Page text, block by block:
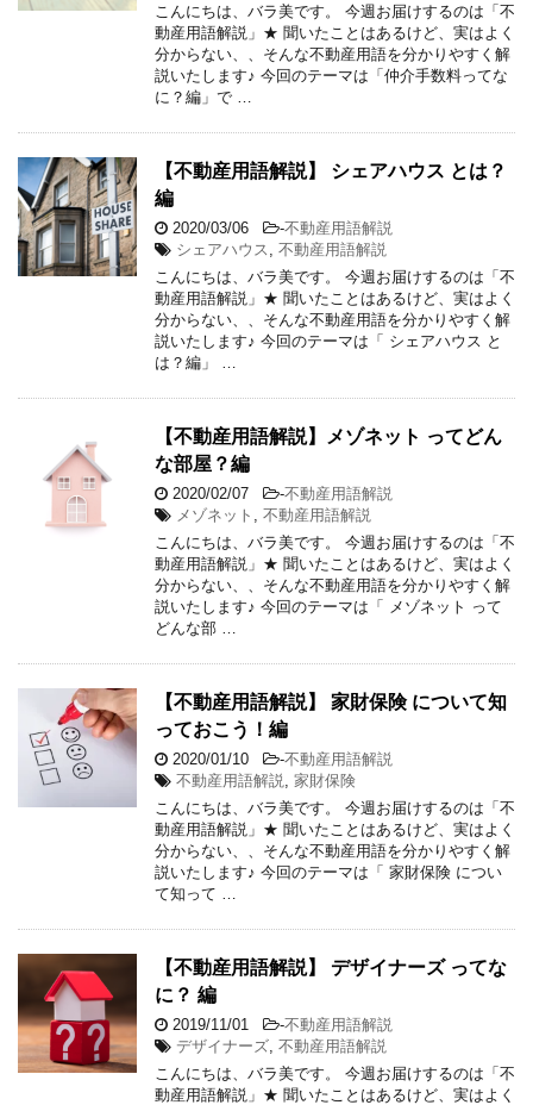
こんにちは、バラ美です。 今週お届けするのは「不
動産用語解説」★ 聞いたことはあるけど、実はよく
分からない、、そんな不動産用語を分かりやすく解
説いたします♪ 今回のテーマは「仲介手数料ってな
に？編」で …
【不動産用語解説】 シェアハウス とは？
編
2020/03/06 -不動産用語解説
シェアハウス
不動産用語解説
こんにちは、バラ美です。 今週お届けするのは「不
動産用語解説」★ 聞いたことはあるけど、実はよく
分からない、、そんな不動産用語を分かりやすく解
説いたします♪ 今回のテーマは「 シェアハウス と
は？編」 …
【不動産用語解説】メゾネット ってどん
な部屋？編
2020/02/07 -不動産用語解説
メゾネット
不動産用語解説
こんにちは、バラ美です。 今週お届けするのは「不
動産用語解説」★ 聞いたことはあるけど、実はよく
分からない、、そんな不動産用語を分かりやすく解
説いたします♪ 今回のテーマは「 メゾネット って
どんな部 …
【不動産用語解説】 家財保険 について知
っておこう！編
2020/01/10 -不動産用語解説
不動産用語解説
家財保険
こんにちは、バラ美です。 今週お届けするのは「不
動産用語解説」★ 聞いたことはあるけど、実はよく
分からない、、そんな不動産用語を分かりやすく解
説いたします♪ 今回のテーマは「 家財保険 につい
て知って …
【不動産用語解説】 デザイナーズ ってな
に？ 編
2019/11/01 -不動産用語解説
デザイナーズ 不動産用語解説
こんにちは、バラ美です。 今週お届けするのは「不
動産用語解説」★ 聞いたことはあるけど、実はよく